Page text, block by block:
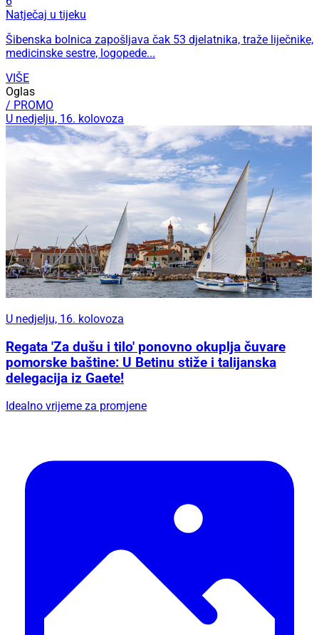
Natječaj u tijeku
Šibenska bolnica zapošljava čak 53 djelatnika, traže liječnike,
medicinske sestre, logopede...
VIŠE
Oglas
/ PROMO
U nedjelju, 16. kolovoza
U nedjelju, 16. kolovoza
Regata 'Za dušu i tilo' ponovno okuplja čuvare
pomorske baštine: U Betinu stiže i talijanska
delegacija iz Gaete!
Idealno vrijeme za promjene